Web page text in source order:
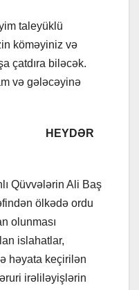
taleyüklü
köməyiniz və
çatdıra biləcək.
və gələcəyinə
Qüvvələrin Ali Baş
ölkədə ordu
olunması
islahatlar,
həyata keçirilən
irəliləyişlərin